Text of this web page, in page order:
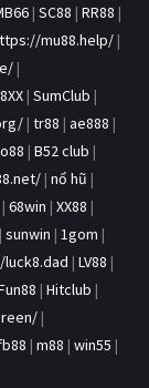
| SC88 | RR88 |
mu88.help/ |
|
8XX | SumClub |
| tr88 | ae888 |
| B52 club |
| nổ hũ |
| 68win | XX88 |
| sunwin | 1gom |
| LV88 |
| Hitclub |
|
| m88 | win55 |